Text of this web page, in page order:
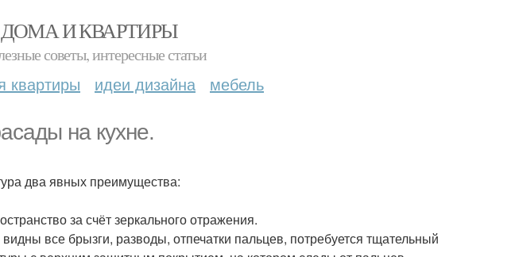
ДОМА И КВАРТИРЫ
советы, интересные статьи
квартиры идеи дизайна мебель
на кухне.
два явных преимущества:
за счёт зеркального отражения.
все брызги, разводы, отпечатки пальцев, потребуется тщательный